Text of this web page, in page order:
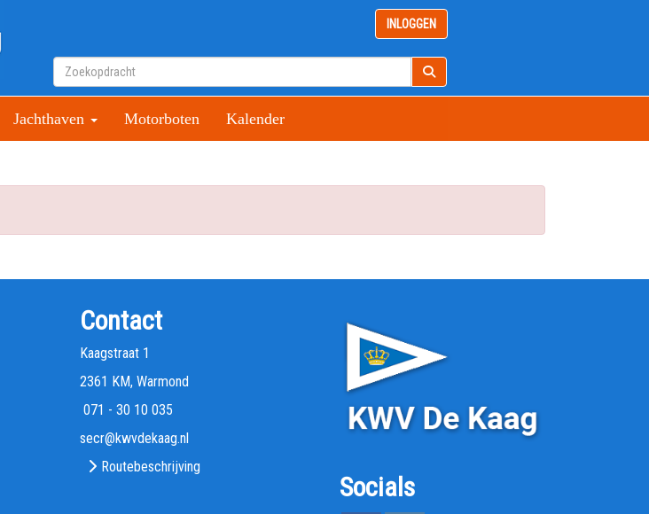
INLOGGEN
Jachthaven Motorboten Kalender
Contact
Kaagstraat 1
2361 KM, Warmond
071 - 30 10 035
rces@kwvdekaag.nl
Routebeschrijving
Socials